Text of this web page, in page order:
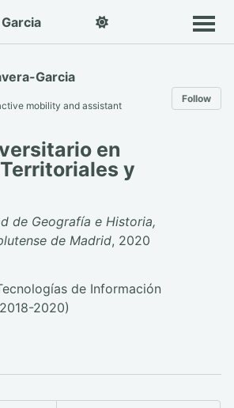
Garcia
mobility and assistant
Follow
en
y
de Geografía e Historia,
de Madrid, 2020
de Información
2020)